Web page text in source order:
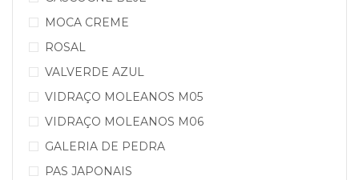
MOCA CREME
ROSAL
VALVERDE AZUL
VIDRAÇO MOLEANOS M05
VIDRAÇO MOLEANOS M06
GALERIA DE PEDRA
PAS JAPONAIS